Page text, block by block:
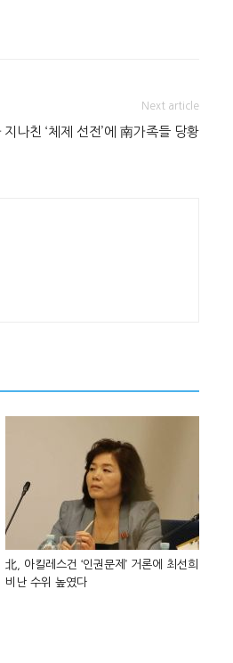
Next article
나친 ‘체제 선전’에 南가족들 당황
北, 아킬레스건 ‘인권문제’ 거론에 최선희
비난 수위 높였다